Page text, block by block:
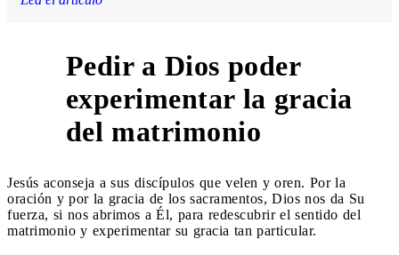
Pedir a Dios poder
experimentar la gracia
del matrimonio
Jesús aconseja a sus discípulos que velen y oren. Por la
oración y por la gracia de los sacramentos, Dios nos da Su
fuerza, si nos abrimos a Él, para redescubrir el sentido del
matrimonio y experimentar su gracia tan particular.